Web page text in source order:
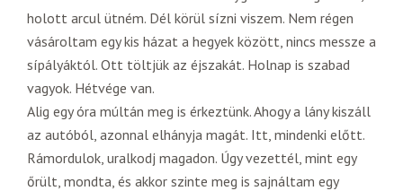
holott arcul ütném. Dél körül sízni viszem. Nem régen
vásároltam egy kis házat a hegyek között, nincs messze a
sípályáktól. Ott töltjük az éjszakát. Holnap is szabad
vagyok. Hétvége van.
Alig egy óra múltán meg is érkeztünk. Ahogy a lány kiszáll
az autóból, azonnal elhányja magát. Itt, mindenki előtt.
Rámordulok, uralkodj magadon. Úgy vezettél, mint egy
őrült, mondta, és akkor szinte meg is sajnáltam egy